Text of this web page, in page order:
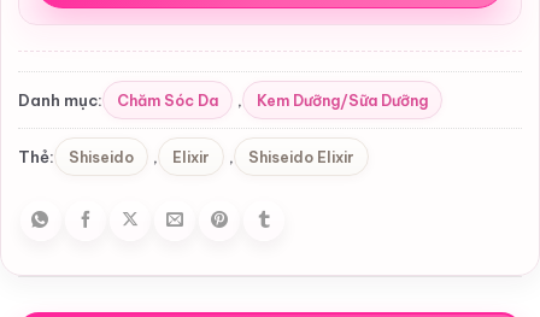
Danh mục: Chăm Sóc Da , Kem Dưỡng/Sữa Dưỡng
Thẻ: Shiseido , Elixir , Shiseido Elixir